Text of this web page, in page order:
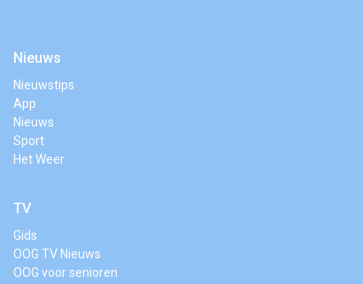
Nieuws
Nieuwstips
App
Nieuws
Sport
Het Weer
TV
Gids
OOG TV Nieuws
OOG voor senioren